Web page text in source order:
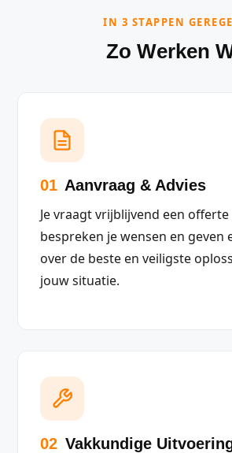
IN 3 STAPPEN
Zo Werken
01 Aanvraag & Advies
Je vraagt vrijblijvend een offerte
bespreken je wensen en geven
over de beste en veiligste
jouw situatie.
02 Vakkundige